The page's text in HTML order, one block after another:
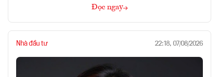
Đọc ngay
Nhà đầu tư 22:18, 07/08/2026